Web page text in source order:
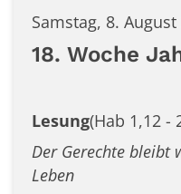
Samstag, 8. August
18. Woche
Lesung(Hab 1,12 -
Der Gerechte bleibt
Leben